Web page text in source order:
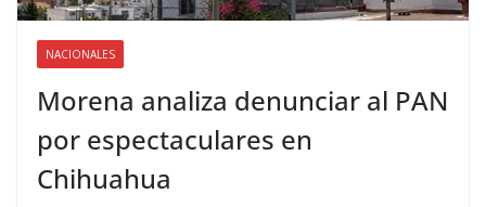
NACIONALES
Morena analiza denunciar al PAN
por espectaculares en
Chihuahua